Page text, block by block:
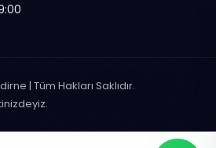
| Tüm Hakları Saklıdır.